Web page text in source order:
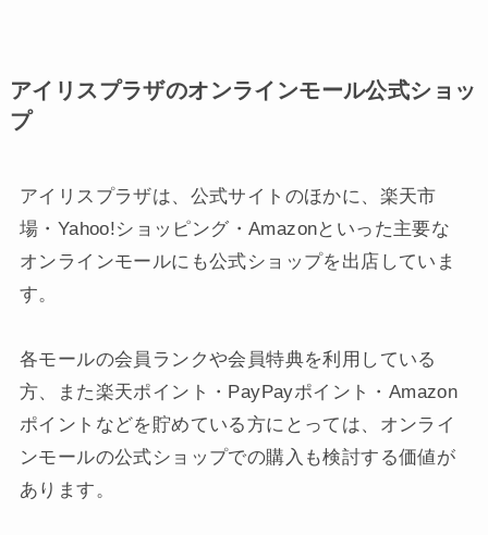
アイリスプラザのオンラインモール公式ショッ
プ
アイリスプラザは、公式サイトのほかに、楽天市
場・Yahoo!ショッピング・Amazonといった主要な
オンラインモールにも公式ショップを出店していま
す。
各モールの会員ランクや会員特典を利用している
方、また楽天ポイント・PayPayポイント・Amazon
ポイントなどを貯めている方にとっては、オンライ
ンモールの公式ショップでの購入も検討する価値が
あります。